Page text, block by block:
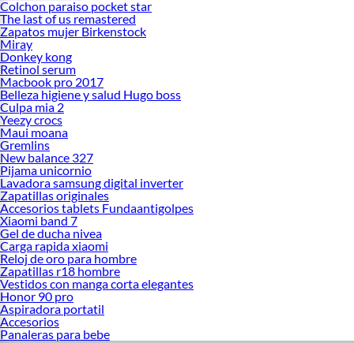
Colchon paraiso pocket star
The last of us remastered
Zapatos mujer Birkenstock
Miray
Donkey kong
Retinol serum
Macbook pro 2017
Belleza higiene y salud Hugo boss
Culpa mia 2
Yeezy crocs
Maui moana
Gremlins
New balance 327
Pijama unicornio
Lavadora samsung digital inverter
Zapatillas originales
Accesorios tablets Fundaantigolpes
Xiaomi band 7
Gel de ducha nivea
Carga rapida xiaomi
Reloj de oro para hombre
Zapatillas r18 hombre
Vestidos con manga corta elegantes
Honor 90 pro
Aspiradora portatil
Accesorios
Panaleras para bebe